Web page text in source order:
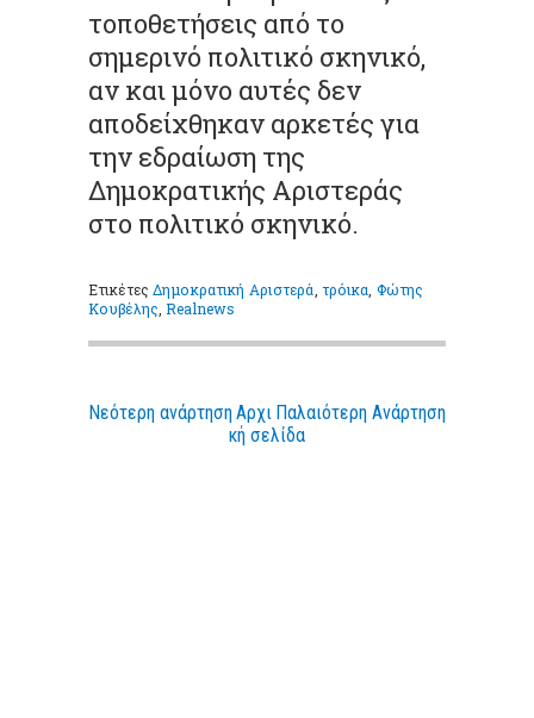
τοποθετήσεις από το
σημερινό πολιτικό σκηνικό,
αν και μόνο αυτές δεν
αποδείχθηκαν αρκετές για
την εδραίωση της
Δημοκρατικής Αριστεράς
στο πολιτικό σκηνικό.
ΕτικέτεςΔημοκρατική Αριστερά τρόικα Φώτης
Κουβέλης ,Realnews
Νεότερη ανάρτηση Παλαιότερη Ανάρτηση
Αρχι
κή σελίδα